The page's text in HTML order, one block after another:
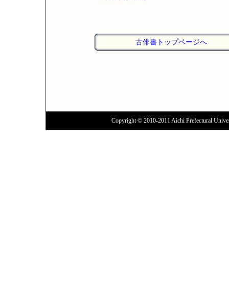
古俳書トップページへ
Copyright © 2010-2011 Aichi Prefectural